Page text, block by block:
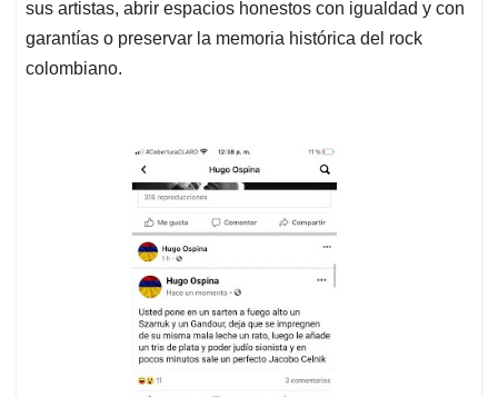
sus artistas, abrir espacios honestos con igualdad y con
garantías o preservar la memoria histórica del rock
colombiano.